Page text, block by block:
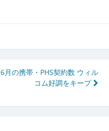
6月の携帯・PHS契約数 ウィル
コム好調をキープ